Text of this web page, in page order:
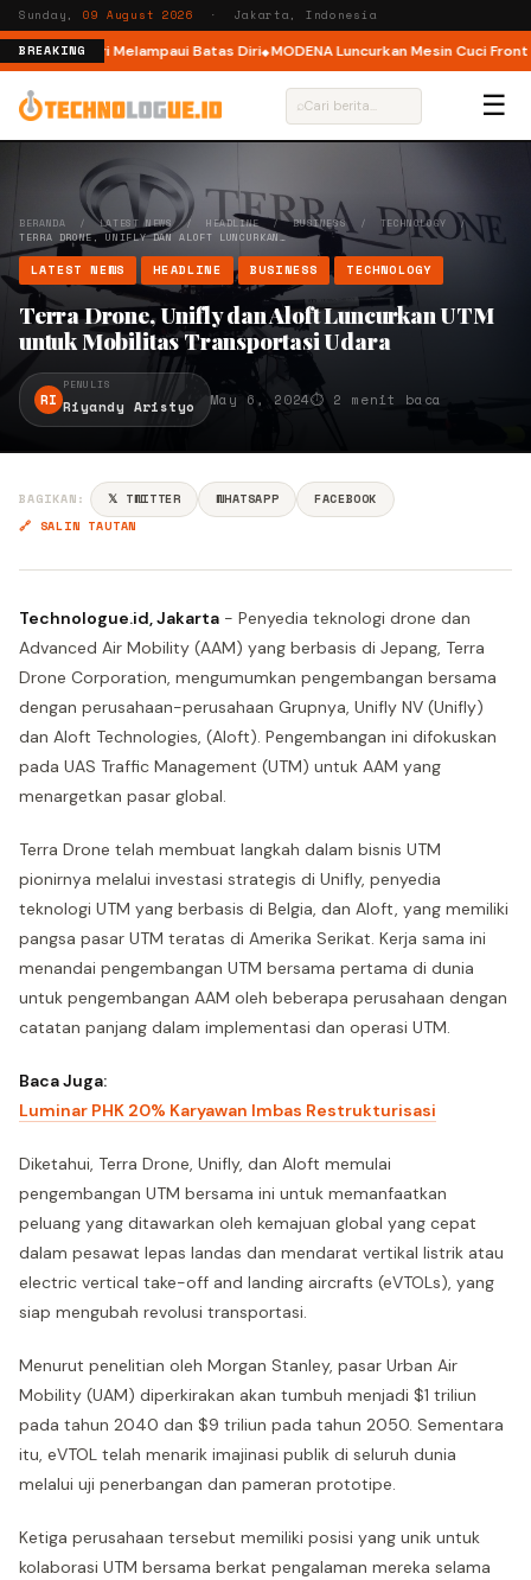
Sunday, 09 August 2026 · Jakarta, Indonesia
BREAKING
Ajak Pelari Melampaui Batas Diri MODENA Luncurkan Mesin Cuci Front
⌕ ☰
BERANDA /LATEST NEWS/ HEADLINE /BUSINESS/ TECHNOLOGY /
TERRA DRONE, UNIFLY DAN ALOFT LUNCURKAN…
LATEST NEWS HEADLINE BUSINESS TECHNOLOGY
Terra Drone, Unifly dan Aloft Luncurkan UTM
untuk Mobilitas Transportasi Udara
RI
PENULIS
Riyandy Aristyo May 6, 2024⏱ 2 menit baca
BAGIKAN: 𝕏 TWITTER WHATSAPP
FACEBOOK
🔗 SALIN TAUTAN
Technologue.id, Jakarta - Penyedia teknologi drone dan
Advanced Air Mobility (AAM) yang berbasis di Jepang, Terra
Drone Corporation, mengumumkan pengembangan bersama
dengan perusahaan-perusahaan Grupnya, Unifly NV (Unifly)
dan Aloft Technologies, (Aloft). Pengembangan ini difokuskan
pada UAS Traffic Management (UTM) untuk AAM yang
menargetkan pasar global.
Terra Drone telah membuat langkah dalam bisnis UTM
pionirnya melalui investasi strategis di Unifly, penyedia
teknologi UTM yang berbasis di Belgia, dan Aloft, yang memiliki
pangsa pasar UTM teratas di Amerika Serikat. Kerja sama ini
menandai pengembangan UTM bersama pertama di dunia
untuk pengembangan AAM oleh beberapa perusahaan dengan
catatan panjang dalam implementasi dan operasi UTM.
Baca Juga:
Luminar PHK 20% Karyawan Imbas Restrukturisasi
Diketahui, Terra Drone, Unifly, dan Aloft memulai
pengembangan UTM bersama ini untuk memanfaatkan
peluang yang ditawarkan oleh kemajuan global yang cepat
dalam pesawat lepas landas dan mendarat vertikal listrik atau
electric vertical take-off and landing aircrafts (eVTOLs), yang
siap mengubah revolusi transportasi.
Menurut penelitian oleh Morgan Stanley, pasar Urban Air
Mobility (UAM) diperkirakan akan tumbuh menjadi $1 triliun
pada tahun 2040 dan $9 triliun pada tahun 2050. Sementara
itu, eVTOL telah menarik imajinasi publik di seluruh dunia
melalui uji penerbangan dan pameran prototipe.
Ketiga perusahaan tersebut memiliki posisi yang unik untuk
kolaborasi UTM bersama berkat pengalaman mereka selama